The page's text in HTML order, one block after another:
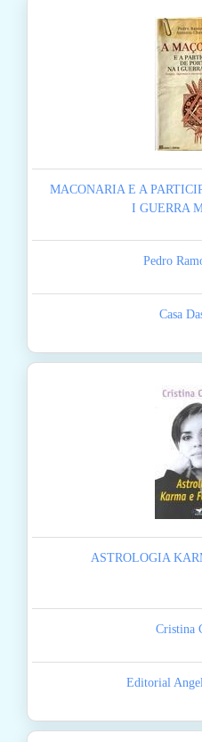
MACONARIA E A
I GUERRA
Pedro
Casa
ASTROLOGIA
Cristina
Editorial